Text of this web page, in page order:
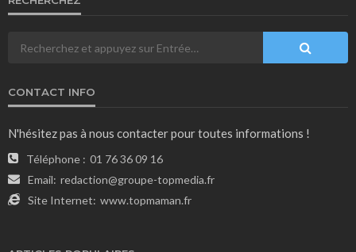
CONTACT INFO
N'hésitez pas à nous contacter pour toutes informations !
Téléphone : 01 76 36 09 16
Email: redaction@groupe-topmedia.fr
Site Internet: www.topmaman.fr